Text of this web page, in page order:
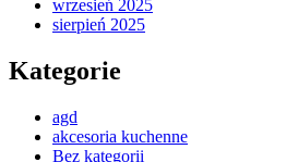
wrzesień 2025
sierpień 2025
Kategorie
agd
akcesoria kuchenne
Bez kategorii